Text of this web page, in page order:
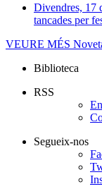
Divendres, 17
tancades per
VEURE MÉS
Biblioteca
RSS
Segueix-nos